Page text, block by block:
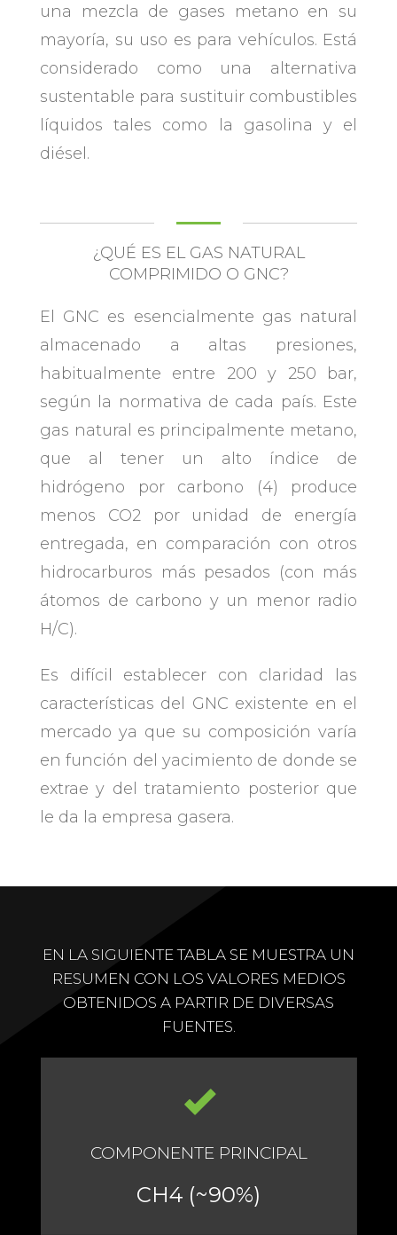
una mezcla de gases metano en su
mayoría, su uso es para vehículos. Está
considerado como una alternativa
sustentable para sustituir combustibles
líquidos tales como la gasolina y el
diésel.
¿QUÉ ES EL GAS NATURAL
COMPRIMIDO O GNC?
El GNC es esencialmente gas natural
almacenado a altas presiones,
habitualmente entre 200 y 250 bar,
según la normativa de cada país. Este
gas natural es principalmente metano,
que al tener un alto índice de
hidrógeno por carbono (4) produce
menos CO2 por unidad de energía
entregada, en comparación con otros
hidrocarburos más pesados (con más
átomos de carbono y un menor radio
H/C).
Es difícil establecer con claridad las
características del GNC existente en el
mercado ya que su composición varía
en función del yacimiento de donde se
extrae y del tratamiento posterior que
le da la empresa gasera.
EN LA SIGUIENTE TABLA SE MUESTRA UN
RESUMEN CON LOS VALORES MEDIOS
OBTENIDOS A PARTIR DE DIVERSAS
FUENTES.
COMPONENTE PRINCIPAL
CH4 (~90%)